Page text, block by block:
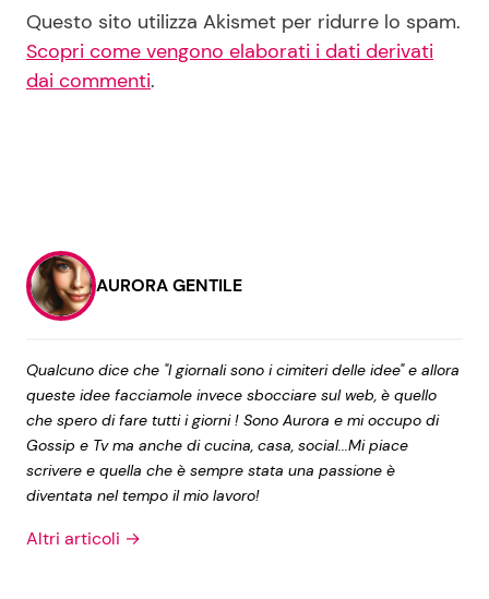
Questo sito utilizza Akismet per ridurre lo spam.
Scopri come vengono elaborati i dati derivati
dai commenti.
AURORA GENTILE
Qualcuno dice che "I giornali sono i cimiteri delle idee" e allora
queste idee facciamole invece sbocciare sul web, è quello
che spero di fare tutti i giorni ! Sono Aurora e mi occupo di
Gossip e Tv ma anche di cucina, casa, social...Mi piace
scrivere e quella che è sempre stata una passione è
diventata nel tempo il mio lavoro!
Altri articoli →